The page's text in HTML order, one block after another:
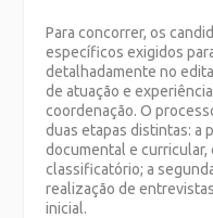
Para concorrer, os
específicos exigidos
detalhadamente no
de atuação e
coordenação. O
duas etapas distintas: a
documental e
classificatório; a
realização de
inicial.